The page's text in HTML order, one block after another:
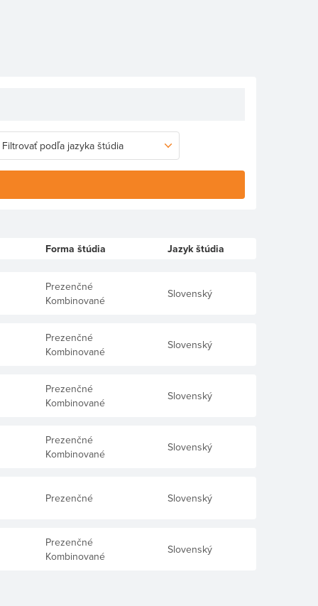
Forma štúdia Jazyk štúdia
Prezenčné
Kombinované
Slovenský
Prezenčné
Kombinované
Slovenský
Prezenčné
Kombinované
Slovenský
Prezenčné
Kombinované
Slovenský
Prezenčné Slovenský
Prezenčné
Kombinované
Slovenský